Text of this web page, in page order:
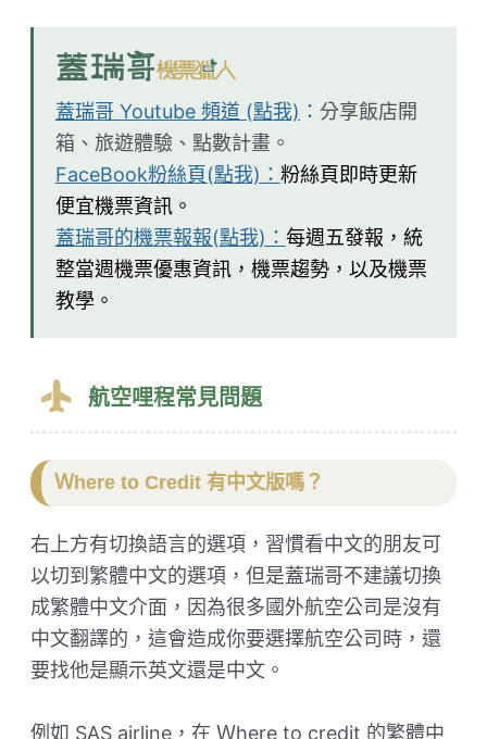
蓋瑞哥 Youtube 頻道 (點我) ： 分享飯店開
箱、旅遊體驗、點數計畫。
FaceBook粉絲頁(點我)： 粉絲頁即時更新
便宜機票資訊。
蓋瑞哥的機票報報(點我)： 每週五發報，統
整當週機票優惠資訊，機票趨勢，以及機票
教學。
航空哩程常見問題
Ｗhere to Credit 有中文版嗎？
右上方有切換語言的選項，習慣看中文的朋友可
以切到繁體中文的選項，但是蓋瑞哥不建議切換
成繁體中文介面，因為很多國外航空公司是沒有
中文翻譯的，這會造成你要選擇航空公司時，還
要找他是顯示英文還是中文。
例如 SAS airline，在 Ｗhere to credit 的繁體中